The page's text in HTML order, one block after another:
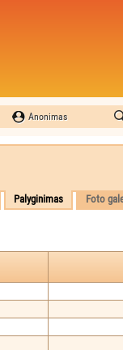
Anonimas
Palyginimas Foto